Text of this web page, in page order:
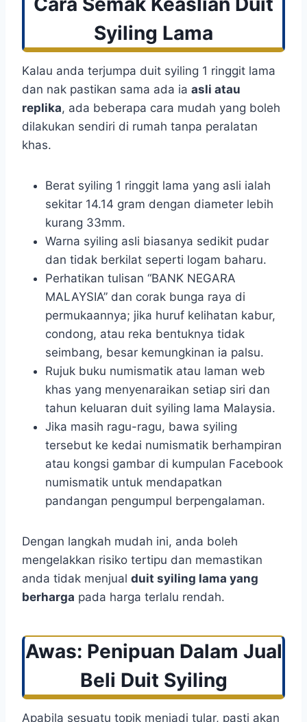
Syiling Lama
Kalau anda terjumpa duit syiling 1 ringgit lama
dan nak pastikan sama ada ia asli atau
replika, ada beberapa cara mudah yang boleh
dilakukan sendiri di rumah tanpa peralatan
khas.
Berat syiling 1 ringgit lama yang asli ialah
sekitar 14.14 gram dengan diameter lebih
kurang 33mm.
Warna syiling asli biasanya sedikit pudar
dan tidak berkilat seperti logam baharu.
Perhatikan tulisan “BANK NEGARA
MALAYSIA” dan corak bunga raya di
permukaannya; jika huruf kelihatan kabur,
condong, atau reka bentuknya tidak
seimbang, besar kemungkinan ia palsu.
Rujuk buku numismatik atau laman web
khas yang menyenaraikan setiap siri dan
tahun keluaran duit syiling lama Malaysia.
Jika masih ragu-ragu, bawa syiling
tersebut ke kedai numismatik berhampiran
atau kongsi gambar di kumpulan Facebook
numismatik untuk mendapatkan
pandangan pengumpul berpengalaman.
Dengan langkah mudah ini, anda boleh
mengelakkan risiko tertipu dan memastikan
anda tidak menjual duit syiling lama yang
berharga pada harga terlalu rendah.
Awas: Penipuan Dalam Jual
Beli Duit Syiling
Apabila sesuatu topik menjadi tular, pasti akan